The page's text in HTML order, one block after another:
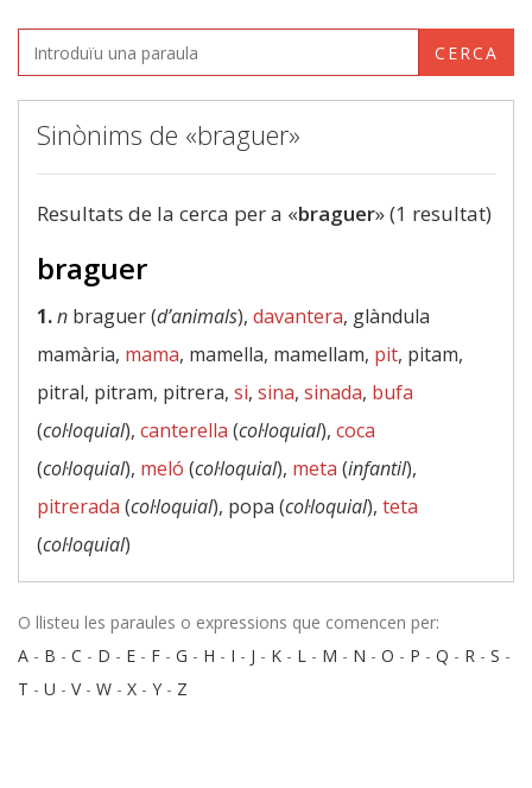
CERCA
Sinònims de «braguer»
Resultats de la cerca per a «braguer» (1 resultat)
braguer
1.n braguer (d’animals), davantera, glàndula
mamària, mama, mamella, mamellam, pit, pitam,
pitral, pitram, pitrera, si, sina, sinada, bufa
(col·loquial), canterella (col·loquial), coca
(col·loquial), meló (col·loquial), meta (infantil),
pitrerada (col·loquial), popa (col·loquial), teta
(col·loquial)
O llisteu les paraules o expressions que comencen per:
A - B - C - D - E - F - G - H - I - J - K - L - M - N - O - P - Q - R - S -
T - U - V- W - X - Y - Z